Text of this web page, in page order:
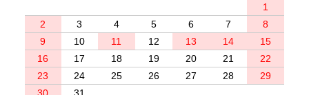
1
2
3 4 5 6 7
8
9
10 11 12 13 14
15
16
17 18 19 20 21
22
23
24 25 26 27 28
29